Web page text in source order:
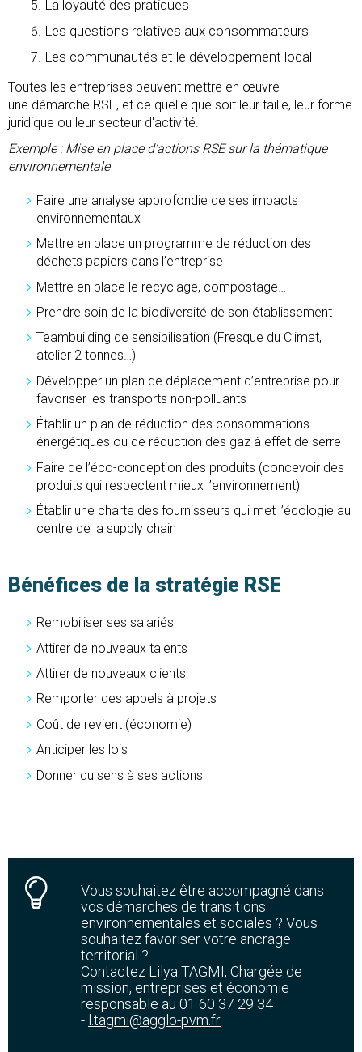
La loyauté des pratiques
Les questions relatives aux consommateurs
Les communautés et le développement local
Toutes les entreprises peuvent mettre en œuvre
une démarche RSE, et ce quelle que soit leur taille, leur forme
juridique ou leur secteur d'activité.
Exemple : Mise en place d’actions RSE sur la thématique
environnementale
Faire une analyse approfondie de ses impacts
environnementaux
Mettre en place un programme de réduction des
déchets papiers dans l’entreprise
Mettre en place le recyclage, compostage…
Prendre soin de la biodiversité de son établissement
Teambuilding de sensibilisation (Fresque du Climat,
atelier 2 tonnes…)
Développer un plan de déplacement d’entreprise pour
favoriser les transports non-polluants
Établir un plan de réduction des consommations
énergétiques ou de réduction des gaz à effet de serre
Faire de l’éco-conception des produits (concevoir des
produits qui respectent mieux l’environnement)
Établir une charte des fournisseurs qui met l’écologie au
centre de la supply chain
Bénéfices de la stratégie RSE
Remobiliser ses salariés
Attirer de nouveaux talents
Attirer de nouveaux clients
Remporter des appels à projets
Coût de revient (économie)
Anticiper les lois
Donner du sens à ses actions
Vous souhaitez être accompagné dans
vos démarches de transitions
environnementales et sociales ? Vous
souhaitez favoriser votre ancrage
territorial ?
Contactez Lilya TAGMI, Chargée de
mission, entreprises et économie
responsable au 01 60 37 29 34
- l.tagmi@agglo-pvm.fr